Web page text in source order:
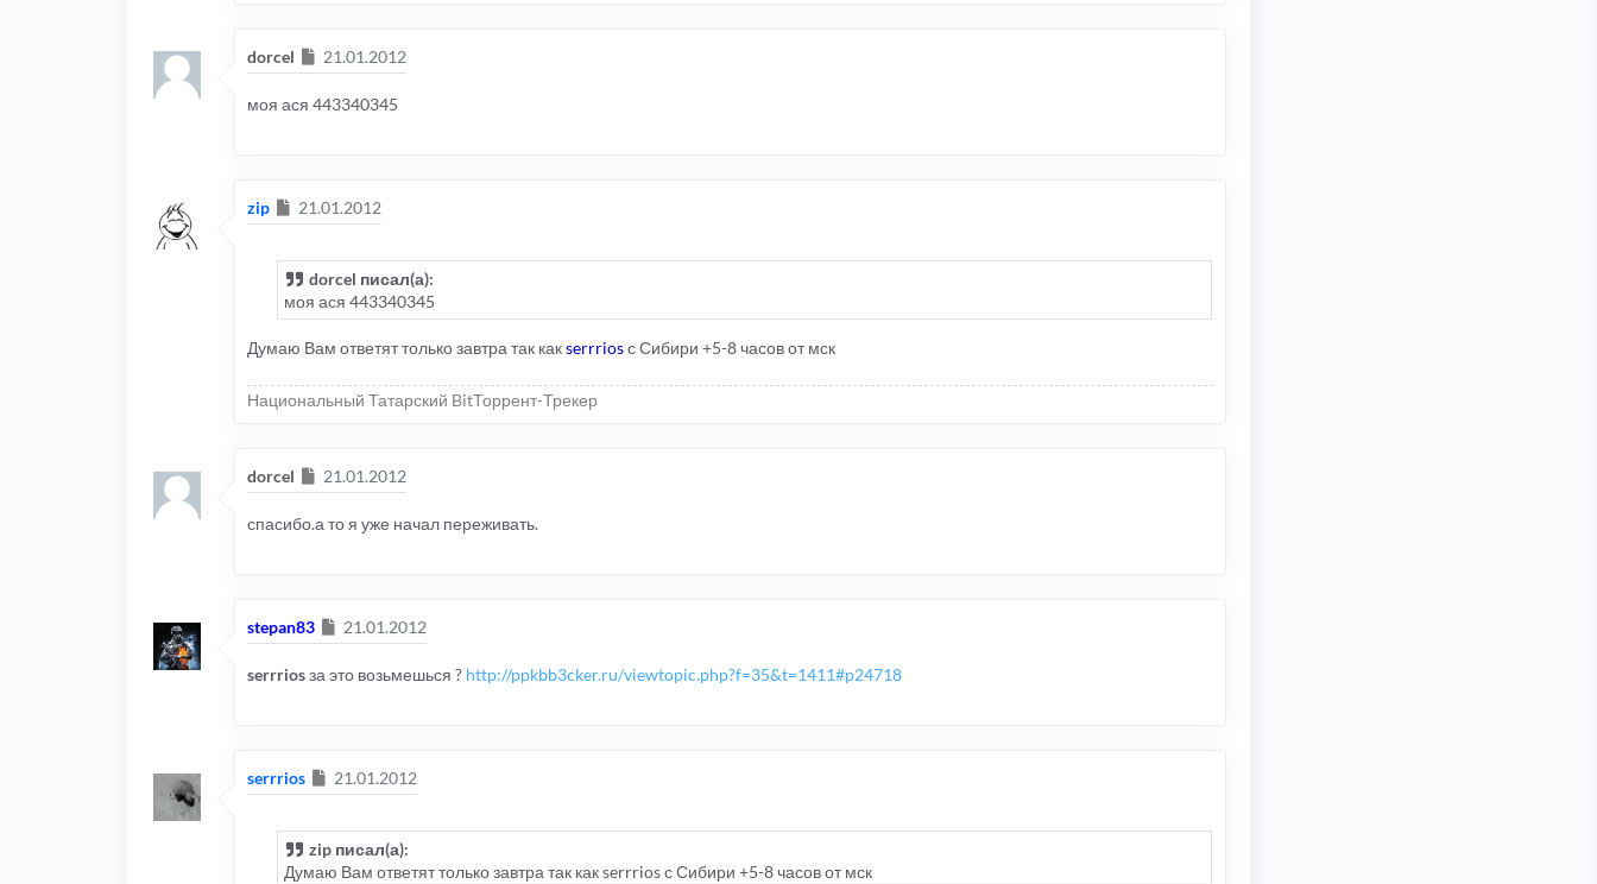
dorcel Сообщение
21.01.2012
моя ася 443340345
zip Сообщение
21.01.2012
dorcel писал(а):
моя ася 443340345
Думаю Вам ответят только завтра так какserrriosс Сибири +5-8 часов от мск
Национальный Татарский BitТоррент-Трекер
dorcel Сообщение
21.01.2012
спасибо.а то я уже начал переживать.
stepan83 Сообщение
21.01.2012
serrriosза это возьмешься ? http://ppkbb3cker.ru/viewtopic.php?f=35&t=1411#p24718
serrrios Сообщение
21.01.2012
zip писал(а):
Думаю Вам ответят только завтра так как serrrios с Сибири +5-8 часов от мск